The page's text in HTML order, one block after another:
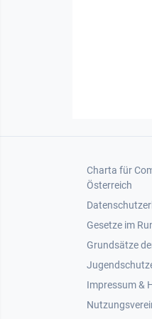
Footer 1
Charta für
Österreich
Gesetze im
Grundsätze
Impressum &